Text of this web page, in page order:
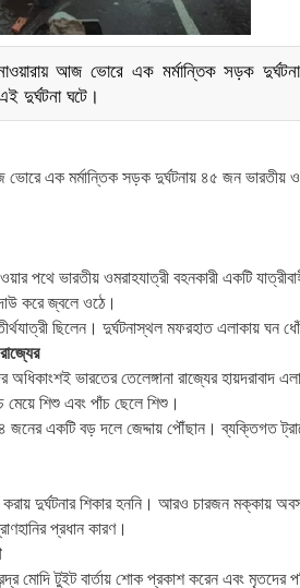
আজ ভোরে এক মর্মান্তিক সড়ক
দুর্ঘটনা ঘটে।
এক মর্মান্তিক সড়ক দুর্ঘটনায় ৪৫ জন ভারতীয়
পথে ভারতীয় ওমরাহযাত্রী বহনকারী একটি
করে জ্বলে ওঠে।
ছিলেন। দুর্ঘটনাস্থল মফরহাত এলাকায় ঘন
অধিকাংশই ভারতের তেলেঙ্গানা রাজ্যের
শিশু এবং পাঁচ ছেলে শিশু।
দুর্ঘটনার শিকার হননি। আরও চারজন মক্কায়
প্রধান কারণ।
মোদি টুইট বার্তায় শোক প্রকাশ করেন এবং মৃতদের